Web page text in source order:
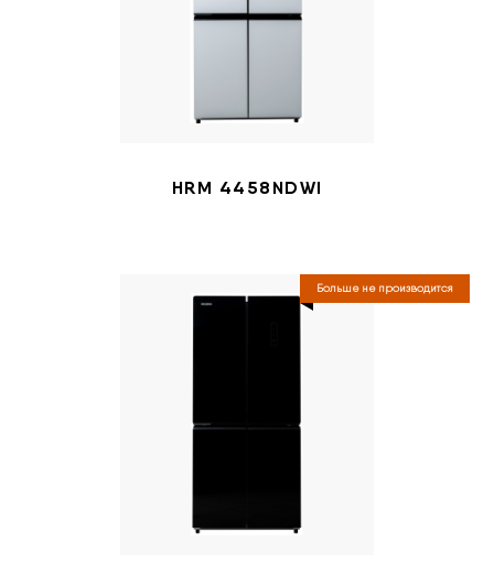
HRM 4458NDWI
Больше не производится